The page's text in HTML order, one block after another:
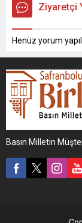
Ziyaretçi
Henüz yorum
Basın Milletin